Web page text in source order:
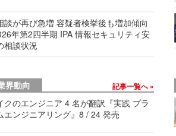
談が再び急増 容疑者検挙後も増加傾向
年第2四半期 IPA 情報セキュリティ安
相談状況
界動向 記事一覧へ
クのエンジニア 4 名が翻訳『実践 プラ
エンジニアリング』8 / 24 発売